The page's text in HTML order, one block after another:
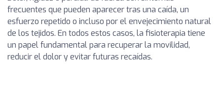
frecuentes que pueden aparecer tras una caída, un
esfuerzo repetido o incluso por el envejecimiento natural
de los tejidos. En todos estos casos, la fisioterapia tiene
un papel fundamental para recuperar la movilidad,
reducir el dolor y evitar futuras recaídas.